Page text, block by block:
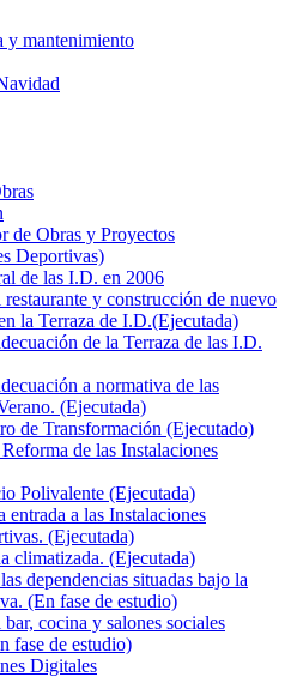
y mantenimiento
de Obras y Proyectos
Deportivas)
de las I.D. en 2006
y construcción de nuevo
la Terraza de I.D.(Ejecutada)
de la Terraza de las I.D.
a normativa de las
(Ejecutada)
de Transformación (Ejecutado)
de las Instalaciones
Polivalente (Ejecutada)
entrada a las Instalaciones
(Ejecutada)
climatizada. (Ejecutada)
dependencias situadas bajo la
(En fase de estudio)
cocina y salones sociales
fase de estudio)
Digitales